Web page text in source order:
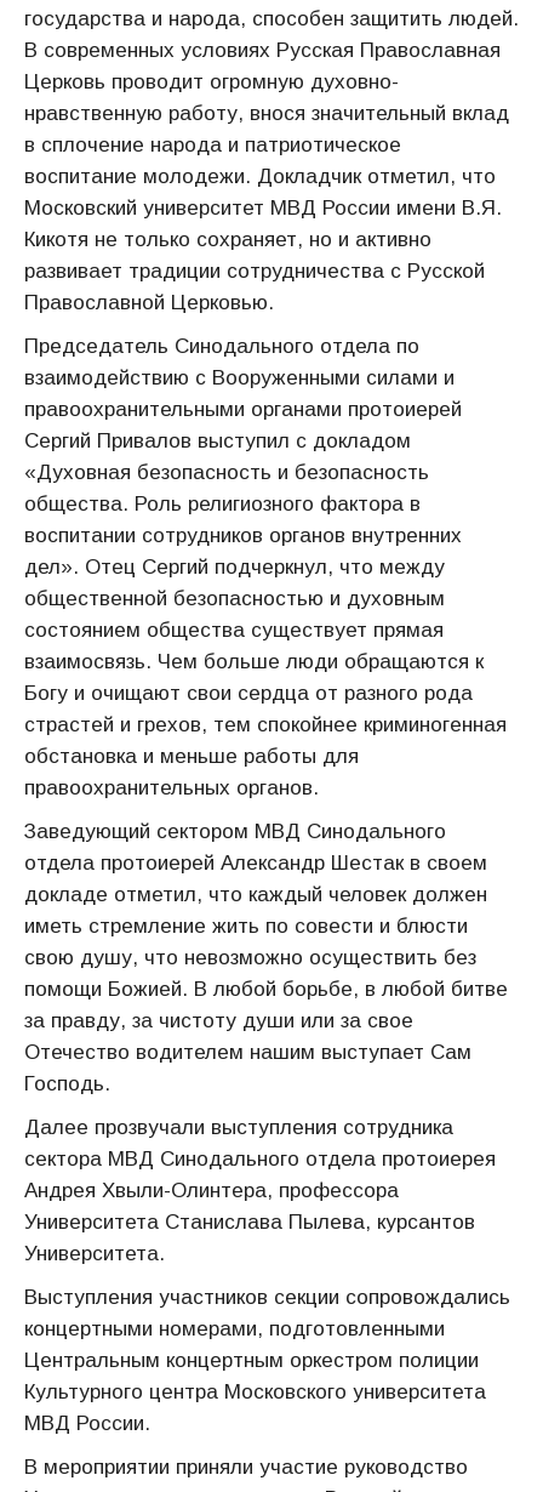
государства и народа, способен защитить людей.
В современных условиях Русская Православная
Церковь проводит огромную духовно-
нравственную работу, внося значительный вклад
в сплочение народа и патриотическое
воспитание молодежи. Докладчик отметил, что
Московский университет МВД России имени В.Я.
Кикотя не только сохраняет, но и активно
развивает традиции сотрудничества с Русской
Православной Церковью.
Председатель Синодального отдела по
взаимодействию с Вооруженными силами и
правоохранительными органами протоиерей
Сергий Привалов выступил с докладом
«Духовная безопасность и безопасность
общества. Роль религиозного фактора в
воспитании сотрудников органов внутренних
дел». Отец Сергий подчеркнул, что между
общественной безопасностью и духовным
состоянием общества существует прямая
взаимосвязь. Чем больше люди обращаются к
Богу и очищают свои сердца от разного рода
страстей и грехов, тем спокойнее криминогенная
обстановка и меньше работы для
правоохранительных органов.
Заведующий сектором МВД Синодального
отдела протоиерей Александр Шестак в своем
докладе отметил, что каждый человек должен
иметь стремление жить по совести и блюсти
свою душу, что невозможно осуществить без
помощи Божией. В любой борьбе, в любой битве
за правду, за чистоту души или за свое
Отечество водителем нашим выступает Сам
Господь.
Далее прозвучали выступления сотрудника
сектора МВД Синодального отдела протоиерея
Андрея Хвыли-Олинтера, профессора
Университета Станислава Пылева, курсантов
Университета.
Выступления участников секции сопровождались
концертными номерами, подготовленными
Центральным концертным оркестром полиции
Культурного центра Московского университета
МВД России.
В мероприятии приняли участие руководство